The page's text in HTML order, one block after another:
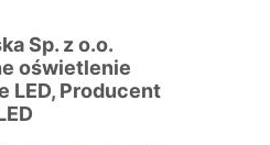
Sp. z o.o.
oświetlenie
LED, Producent